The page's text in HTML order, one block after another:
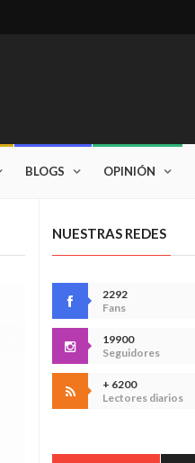
BLOGS OPINIÓN
NUESTRAS REDES
2292
Fans
19900
Seguidores
+ 6200
Lectores diarios